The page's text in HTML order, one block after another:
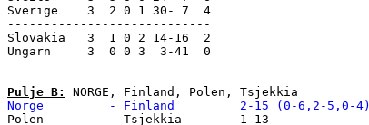
Sverige    3  2 0 1 30- 7  4
----------------------------
Slovakia   3  1 0 2 14-16  2
Ungarn     3  0 0 3  3-41  0
Pulje B:
Norge         - Finland         2-15 (0-6,2-5,0-4)